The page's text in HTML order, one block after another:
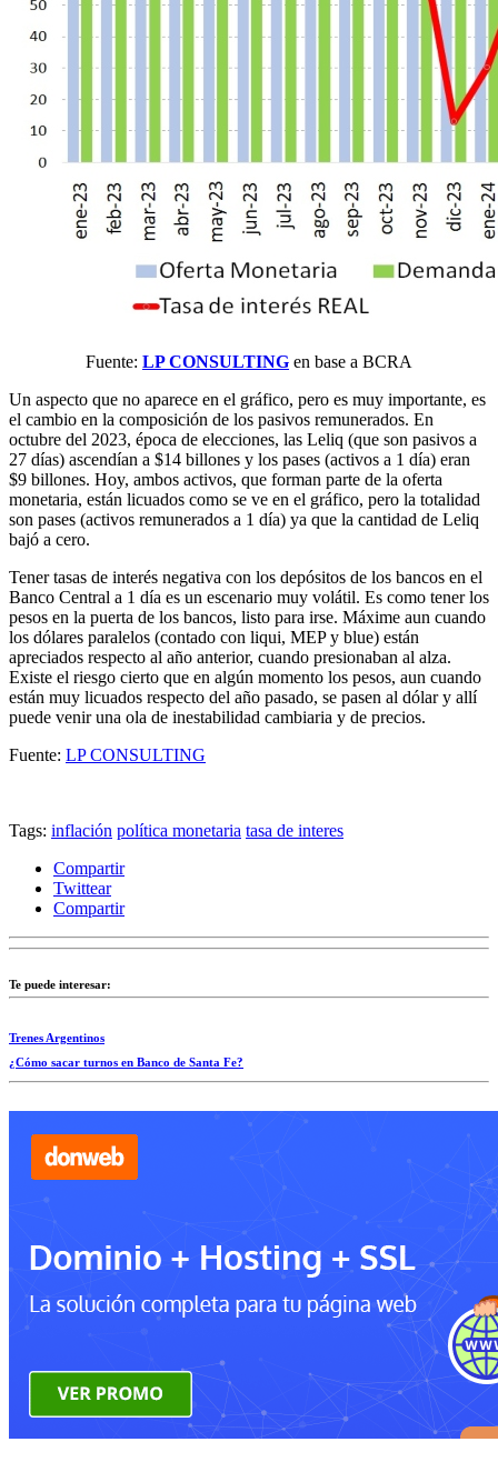
Fuente: LP CONSULTING en base a BCRA
Un aspecto que no aparece en el gráfico, pero es muy importante, es
el cambio en la composición de los pasivos remunerados. En
octubre del 2023, época de elecciones, las Leliq (que son pasivos a
27 días) ascendían a $14 billones y los pases (activos a 1 día) eran
$9 billones. Hoy, ambos activos, que forman parte de la oferta
monetaria, están licuados como se ve en el gráfico, pero la totalidad
son pases (activos remunerados a 1 día) ya que la cantidad de Leliq
bajó a cero.
Tener tasas de interés negativa con los depósitos de los bancos en el
Banco Central a 1 día es un escenario muy volátil. Es como tener los
pesos en la puerta de los bancos, listo para irse. Máxime aun cuando
los dólares paralelos (contado con liqui, MEP y blue) están
apreciados respecto al año anterior, cuando presionaban al alza.
Existe el riesgo cierto que en algún momento los pesos, aun cuando
están muy licuados respecto del año pasado, se pasen al dólar y allí
puede venir una ola de inestabilidad cambiaria y de precios.
Fuente: LP CONSULTING
Tags: inflación política monetaria tasa de interes
Compartir
Twittear
Compartir
Te puede interesar:
Trenes Argentinos
¿Cómo sacar turnos en Banco de Santa Fe?